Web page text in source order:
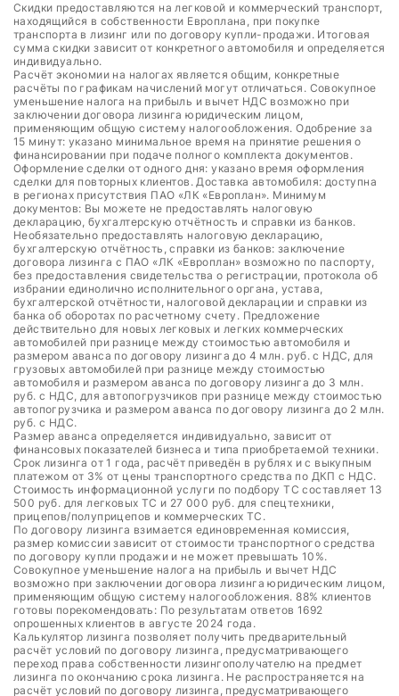
Скидки предоставляются на легковой и коммерческий транспорт,
находящийся в собственности Европлана, при покупке
транспорта в лизинг или по договору купли-продажи. Итоговая
сумма скидки зависит от конкретного автомобиля и определяется
индивидуально.
Расчёт экономии на налогах является общим, конкретные
расчёты по графикам начислений могут отличаться. Совокупное
уменьшение налога на прибыль и вычет НДС возможно при
заключении договора лизинга юридическим лицом,
применяющим общую систему налогообложения. Одобрение за
15 минут: указано минимальное время на принятие решения о
финансировании при подаче полного комплекта документов.
Оформление сделки от одного дня: указано время оформления
сделки для повторных клиентов. Доставка автомобиля: доступна
в регионах присутствия ПАО «ЛК «Европлан». Минимум
документов: Вы можете не предоставлять налоговую
декларацию, бухгалтерскую отчётность и справки из банков.
Необязательно предоставлять налоговую декларацию,
бухгалтерскую отчётность, справки из банков: заключение
договора лизинга с ПАО «ЛК «Европлан» возможно по паспорту,
без предоставления свидетельства о регистрации, протокола об
избрании единолично исполнительного органа, устава,
бухгалтерской отчётности, налоговой декларации и справки из
банка об оборотах по расчетному счету. Предложение
действительно для новых легковых и легких коммерческих
автомобилей при разнице между стоимостью автомобиля и
размером аванса по договору лизинга до 4 млн. руб. с НДС, для
грузовых автомобилей при разнице между стоимостью
автомобиля и размером аванса по договору лизинга до 3 млн.
руб. с НДС, для автопогрузчиков при разнице между стоимостью
автопогрузчика и размером аванса по договору лизинга до 2 млн.
руб. с НДС.
Размер аванса определяется индивидуально, зависит от
финансовых показателей бизнеса и типа приобретаемой техники.
Срок лизинга от 1 года, расчёт приведён в рублях и с выкупным
платежом от 3% от цены транспортного средства по ДКП с НДС.
Стоимость информационной услуги по подбору ТС составляет 13
500 руб. для легковых ТС и 27 000 руб. для спецтехники,
прицепов/полуприцепов и коммерческих ТС.
По договору лизинга взимается единовременная комиссия,
размер комиссии зависит от стоимости транспортного средства
по договору купли продажи и не может превышать 10%.
Совокупное уменьшение налога на прибыль и вычет НДС
возможно при заключении договора лизинга юридическим лицом,
применяющим общую систему налогообложения. 88% клиентов
готовы порекомендовать: По результатам ответов 1692
опрошенных клиентов в августе 2024 года.
Калькулятор лизинга позволяет получить предварительный
расчёт условий по договору лизинга, предусматривающего
переход права собственности лизингополучателю на предмет
лизинга по окончанию срока лизинга. Не распространяется на
расчёт условий по договору лизинга, предусматривающего